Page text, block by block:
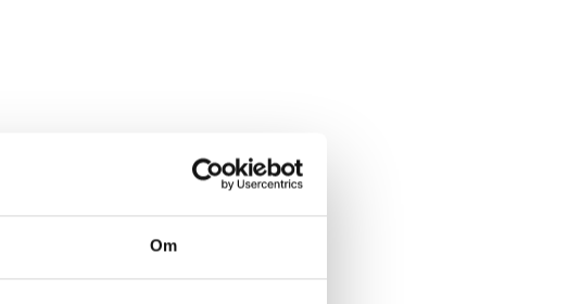
Om
Caravan
Enkeltsenge og et stort